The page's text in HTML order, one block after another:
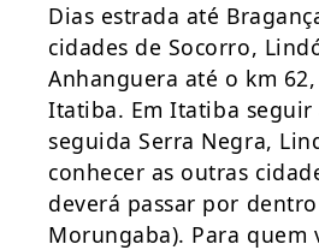
Dias estrada até
cidades de Socorro,
Anhanguera até o km
Itatiba. Em Itatiba seguir
seguida Serra Negra,
conhecer as outras
deverá passar por
Morungaba). Para